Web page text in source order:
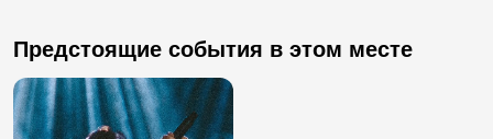
Предстоящие события в этом месте